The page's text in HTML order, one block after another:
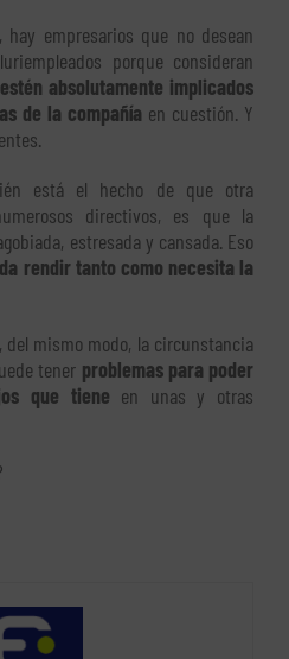
hay empresarios que no desean
porque consideran
absolutamente implicados
de la compañía en cuestión. Y
está el hecho de que otra
directivos, es que la
estresada y cansada. Eso
rendir tanto como necesita la
del mismo modo, la circunstancia
tener problemas para poder
que tiene en unas y otras